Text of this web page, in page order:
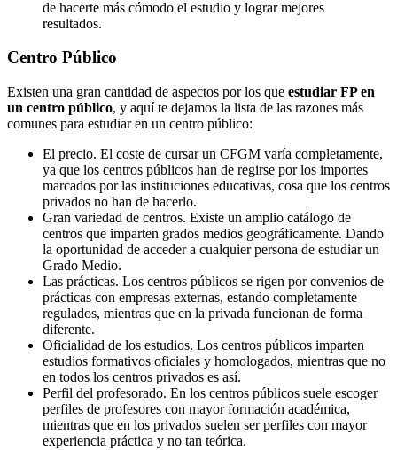
de hacerte más cómodo el estudio y lograr mejores
resultados.
Centro Público
Existen una gran cantidad de aspectos por los que estudiar FP en
un centro público, y aquí te dejamos la lista de las razones más
comunes para estudiar en un centro público:
El precio. El coste de cursar un CFGM varía completamente,
ya que los centros públicos han de regirse por los importes
marcados por las instituciones educativas, cosa que los centros
privados no han de hacerlo.
Gran variedad de centros. Existe un amplio catálogo de
centros que imparten grados medios geográficamente. Dando
la oportunidad de acceder a cualquier persona de estudiar un
Grado Medio.
Las prácticas. Los centros públicos se rigen por convenios de
prácticas con empresas externas, estando completamente
regulados, mientras que en la privada funcionan de forma
diferente.
Oficialidad de los estudios. Los centros públicos imparten
estudios formativos oficiales y homologados, mientras que no
en todos los centros privados es así.
Perfil del profesorado. En los centros públicos suele escoger
perfiles de profesores con mayor formación académica,
mientras que en los privados suelen ser perfiles con mayor
experiencia práctica y no tan teórica.